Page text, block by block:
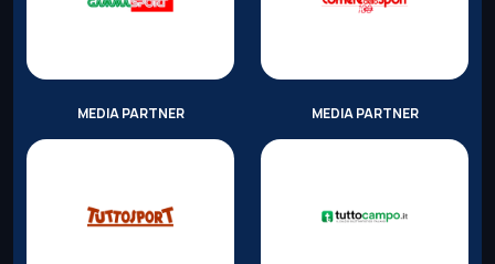
MEDIA PARTNER MEDIA PARTNER